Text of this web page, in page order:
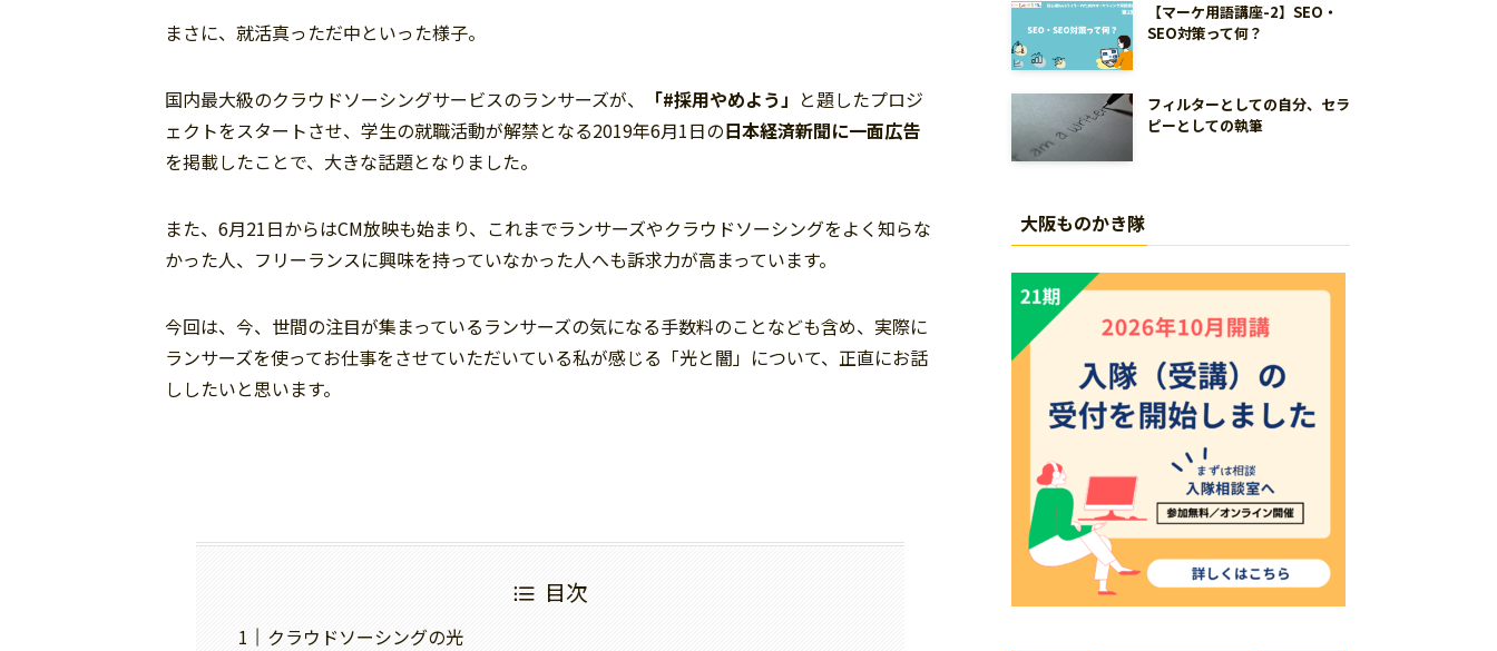
まさに、就活真っただ中といった様子。
国内最大級のクラウドソーシングサービスのランサーズが、 「#採用やめよう」 と題したプロジ
ェクトをスタートさせ、学生の就職活動が解禁となる2019年6月1日の日本経済新聞に一面広告
を掲載したことで、大きな話題となりました。
また、6月21日からはCM放映も始まり、これまでランサーズやクラウドソーシングをよく知らな
かった人、フリーランスに興味を持っていなかった人へも訴求力が高まっています。
今回は、今、世間の注目が集まっているランサーズの気になる手数料のことなども含め、実際に
ランサーズを使ってお仕事をさせていただいている私が感じる「光と闇」について、正直にお話
ししたいと思います。
目次
クラウドソーシングの光
【マーケ用語講座-2】SEO・
SEO対策って何？
フィルターとしての自分、セラ
ピーとしての執筆
大阪ものかき隊